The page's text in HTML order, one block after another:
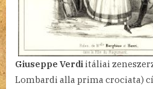
Giuseppe Verdi itáliai
Lombardi alla prima crociata)